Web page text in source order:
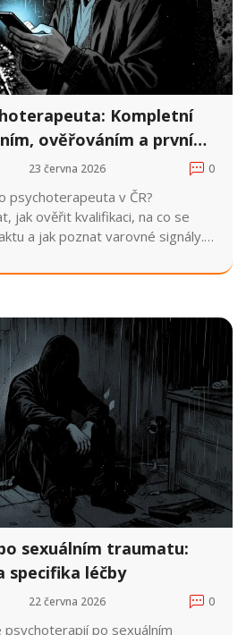
Kompletní
ověřováním a prvním
23 června 2026 0
psychoterapeuta v ČR?
jak ověřit kvalifikaci, na co se
a jak poznat varovné signály.
sexuálním traumatu:
specifika léčby
22 června 2026 0
po sexuálním